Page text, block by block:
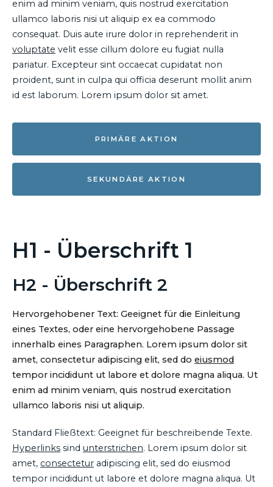
enim ad minim veniam, quis nostrud exercitation
ullamco laboris nisi ut aliquip ex ea commodo
consequat. Duis aute irure dolor in reprehenderit in
voluptate velit esse cillum dolore eu fugiat nulla
pariatur. Excepteur sint occaecat cupidatat non
proident, sunt in culpa qui officia deserunt mollit anim
id est laborum. Lorem ipsum dolor sit amet.
PRIMÄRE AKTION
SEKUNDÄRE AKTION
H1 - Überschrift 1
H2 - Überschrift 2
Hervorgehobener Text: Geeignet für die Einleitung
eines Textes, oder eine hervorgehobene Passage
innerhalb eines Paragraphen. Lorem ipsum dolor sit
amet, consectetur adipiscing elit, sed do eiusmod
tempor incididunt ut labore et dolore magna aliqua. Ut
enim ad minim veniam, quis nostrud exercitation
ullamco laboris nisi ut aliquip.
Standard Fließtext: Geeignet für beschreibende Texte.
Hyperlinks sind unterstrichen. Lorem ipsum dolor sit
amet, consectetur adipiscing elit, sed do eiusmod
tempor incididunt ut labore et dolore magna aliqua. Ut